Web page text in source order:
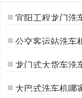
宜阳工程龙门洗
[隆茂鑫晟]…
公交客运站洗车
龙门式大货车洗
[隆茂鑫晟]…
大巴式洗车机